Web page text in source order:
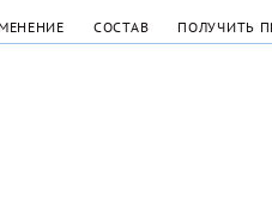
СОСТАВ ПОЛУЧИТЬ